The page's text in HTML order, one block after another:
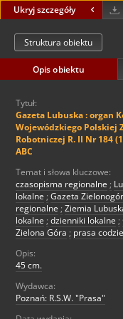
Ukryj szczegóły
Struktura obiektu
Opis obiektu
Tytuł:
Gazeta Lubuska : organ
Wojewódzkiego Polskiej
Robotniczej R. II Nr 184
ABC
Temat i słowa kluczowe:
czasopisma regionalne ;
lokalne ; Gazeta
regionalne ; Ziemia
lokalne ; dzienniki lokalne ;
Zielona Góra ; prasa
Opis:
45 cm.
Wydawca:
Poznań: R.S.W. "Prasa"